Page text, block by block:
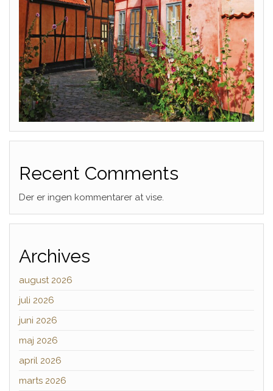
Recent Comments
Der er ingen kommentarer at vise.
Archives
august 2026
juli 2026
juni 2026
maj 2026
april 2026
marts 2026